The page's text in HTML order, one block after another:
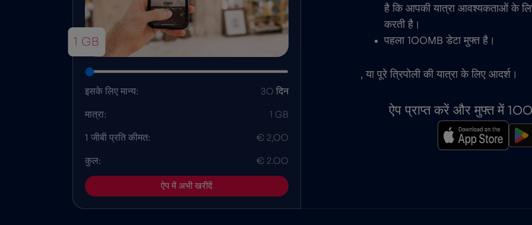
1 GB
इसके लिए मान्य: 30 दिन
मात्रा: 1 GB
1 जीबी प्रति कीमत: € 2,00
कुल: € 2.00
ऐप में अभी खरीदें
है कि आपकी यात्रा आवश्यकताओं के
करती है।
पहला 100MB डेटा मुफ्त है।
, या पूरे त्रिपोली की यात्रा के लिए आदर्श।
ऐप प्राप्त करें और मुफ्त में